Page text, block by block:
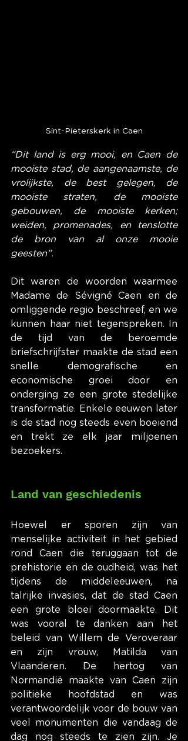
Sint-Pieterskerk in Caen
“Dit land is erg mooi, en Caen de
mooiste stad, de aangenaamste, de
vrolijkste, de best gelegen, de
mooiste straten, de mooiste
gebouwen, de mooiste kerken;
weiden, promenades, en tenslotte
de bron van al onze mooie
geesten”.
Dit waren de woorden waarmee
Madame de Sévigné Caen en de
omliggende regio beschreef, en we
kunnen haar niet tegenspreken. In
de tijd van de beroemde
briefschrijfster maakte de stad een
snelle demografische en
economische groei door en
onderging ze een grote stedelijke
transformatie. Enkele eeuwen later
is de stad nog steeds even boeiend
en trekt ze elk jaar miljoenen
bezoekers.
Land van geschiedenis
Hoewel er sporen zijn van
menselijke activiteit in het gebied
rond Caen die teruggaan tot de
prehistorie en de oudheid, was het
tijdens de middeleeuwen, na
talrijke invasies, dat de stad Caen
een grote bloei doormaakte. Dit
was vooral te danken aan het
beleid van Willem de Veroveraar
en zijn vrouw, Matilda van
Vlaanderen. De hertog van
Normandië maakte van Caen zijn
politieke hoofdstad en was
verantwoordelijk voor de bouw van
veel monumenten die vandaag de
dag nog steeds te zien zijn. Je